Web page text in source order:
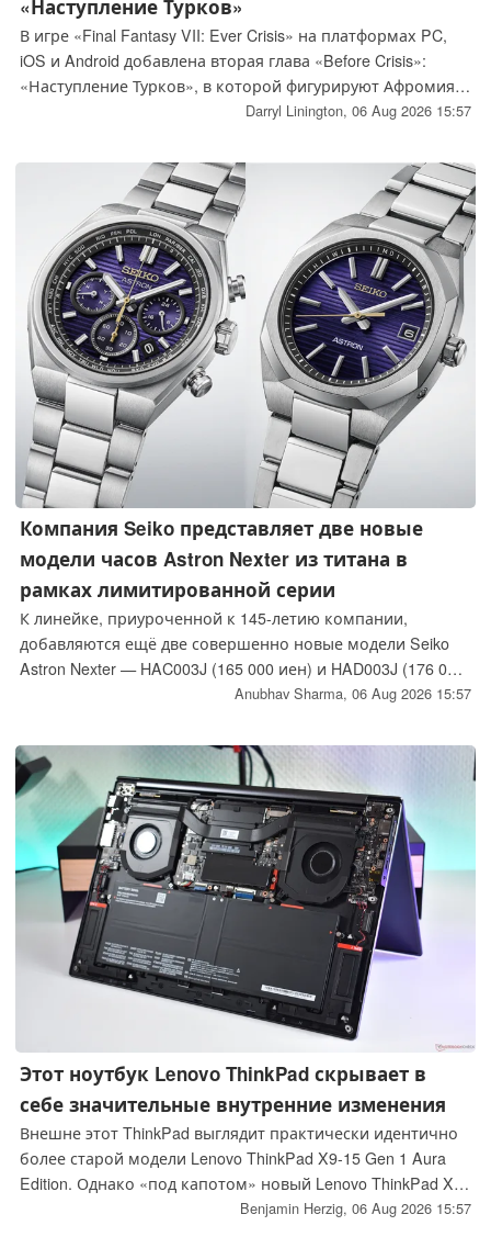
«Наступление Турков»
В игре «Final Fantasy VII: Ever Crisis» на платформах PC,
iOS и Android добавлена вторая глава «Before Crisis»:
«Наступление Турков», в которой фигурируют Афромия и
Родд, а также представлены кроссоверы с Аэрит, Тифой и
Darryl Linington, 06 Aug 2026 15:57
Компания Seiko представляет две новые
модели часов Astron Nexter из титана в
рамках лимитированной серии
К линейке, приуроченной к 145-летию компании,
добавляются ещё две совершенно новые модели Seiko
Astron Nexter — HAC003J (165 000 иен) и HAD003J (176 000
иен), каждая из которых выпущена ограниченным
тиража и без того ограниченной модели HAB011J.
Модели доступны исключительно на японском рынке,
оснащены системой радиоуправления и поступят в
продажу 9 октября.
Anubhav Sharma, 06 Aug 2026 15:57
Этот ноутбук Lenovo ThinkPad скрывает в
себе значительные внутренние изменения
Внешне этот ThinkPad выглядит практически идентично
более старой модели Lenovo ThinkPad X9-15 Gen 1 Aura
Edition. Однако «под капотом» новый Lenovo ThinkPad X9-
15p Gen 1 Aura Edition претерпел радикальные
Benjamin Herzig, 06 Aug 2026 15:57